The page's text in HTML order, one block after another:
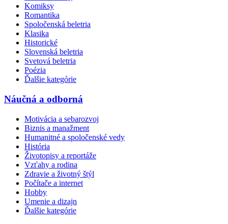
Komiksy
Romantika
Spoločenská beletria
Klasika
Historické
Slovenská beletria
Svetová beletria
Poézia
Ďalšie kategórie
Náučná a odborná
Motivácia a sebarozvoj
Biznis a manažment
Humanitné a spoločenské vedy
História
Životopisy a reportáže
Vzťahy a rodina
Zdravie a životný štýl
Počítače a internet
Hobby
Umenie a dizajn
Ďalšie kategórie